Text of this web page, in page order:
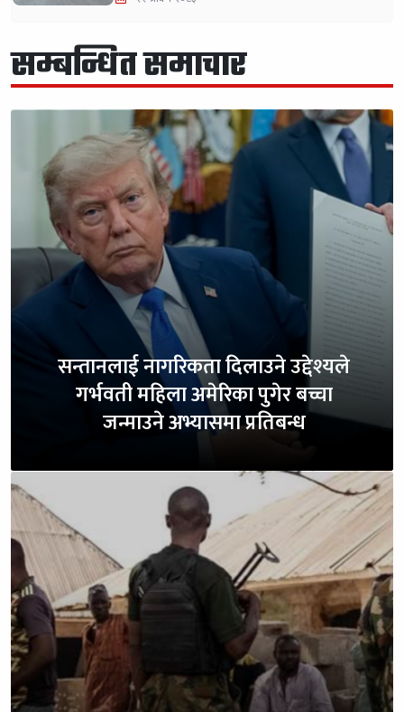
सम्बन्धित समाचार
सन्तानलाई नागरिकता दिलाउने उद्देश्यले
गर्भवती महिला अमेरिका पुगेर बच्चा
जन्माउने अभ्यासमा प्रतिबन्ध